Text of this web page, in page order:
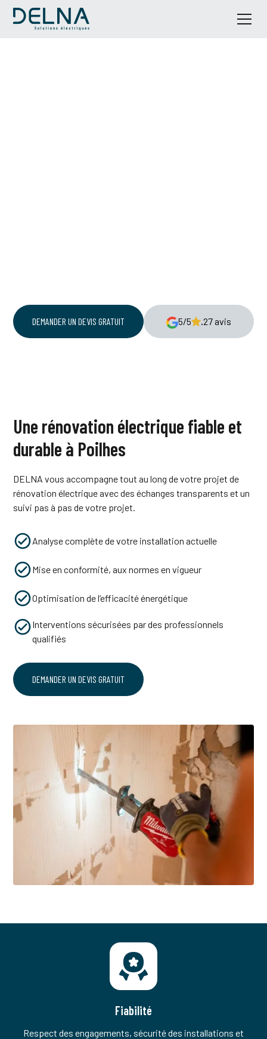
DEMANDER UN DEVIS GRATUIT 5/5 .27 avis
Une rénovation électrique fiable et
durable à Poilhes
DELNA vous accompagne tout au long de votre projet de
rénovation électrique avec des échanges transparents et un
suivi pas à pas de votre projet.
Analyse complète de votre installation actuelle
Mise en conformité, aux normes en vigueur
Optimisation de l’efficacité énergétique
Interventions sécurisées par des professionnels
qualifiés
DEMANDER UN DEVIS GRATUIT
Fiabilité
Respect des engagements, sécurité des installations et